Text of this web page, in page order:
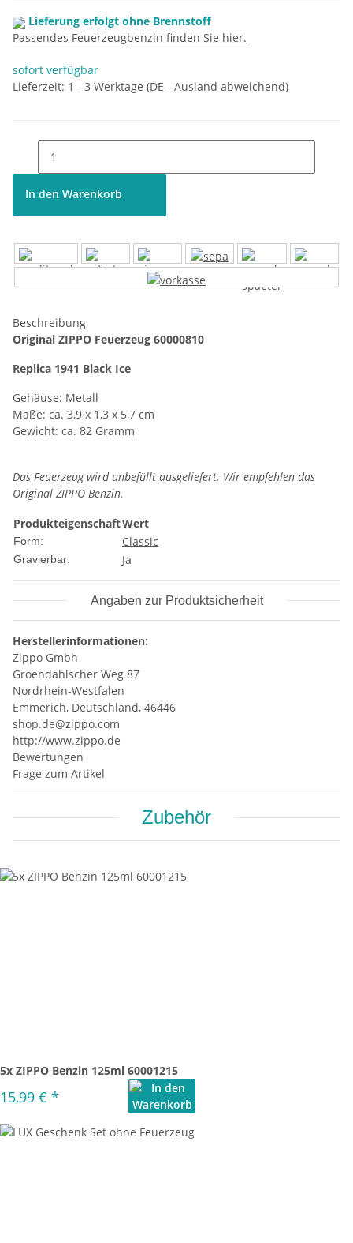
Lieferung erfolgt ohne Brennstoff
Passendes Feuerzeugbenzin finden Sie hier.
sofort verfügbar
Lieferzeit: 1 - 3 Werktage (DE - Ausland abweichend)
In den Warenkorb
Beschreibung
Original ZIPPO Feuerzeug 60000810
Replica 1941 Black Ice
Gehäuse: Metall
Maße: ca. 3,9 x 1,3 x 5,7 cm
Gewicht: ca. 82 Gramm
Das Feuerzeug wird unbefüllt ausgeliefert. Wir empfehlen das
Original ZIPPO Benzin.
ProdukteigenschaftWert
Form: Classic
Gravierbar: Ja
Angaben zur Produktsicherheit
Herstellerinformationen:
Zippo Gmbh
Groendahlscher Weg 87
Nordrhein-Westfalen
Emmerich, Deutschland, 46446
shop.de@zippo.com
http://www.zippo.de
Bewertungen
Frage zum Artikel
Zubehör
5x ZIPPO Benzin 125ml 60001215
15,99 € *